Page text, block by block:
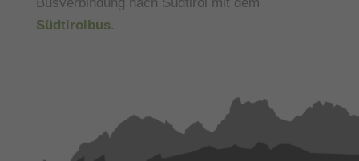
Busverbindung nach Südtirol mit dem
Südtirolbus.